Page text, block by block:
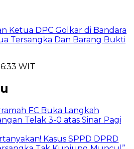
Ketua DPC Golkar di Bandara
Tersangka Dan Barang Bukti
WIT
FC Buka Langkah
Telak 3-0 atas Sinar Pagi
Kasus SPPD DPRD